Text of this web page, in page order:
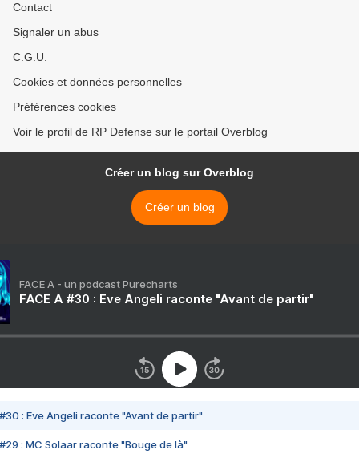
Contact
Signaler un abus
C.G.U.
Cookies et données personnelles
Préférences cookies
Voir le profil de RP Defense sur le portail Overblog
Créer un blog sur Overblog
Créer un blog
FACE A - un podcast Purecharts
FACE A #30 : Eve Angeli raconte "Avant de partir"
#30 : Eve Angeli raconte "Avant de partir"
#29 : MC Solaar raconte "Bouge de là"